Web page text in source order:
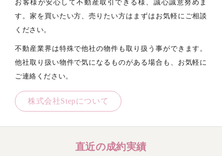
2026.7.10 お知らせ
【成約御礼】 飯塚市下三緒 オーナーチェンジ
た。
2026.7.5 物件一覧
2026.7.2
【成約御礼】田川郡香春町大字中津原 中古戸
た。
お知らせ
お客様が安心して不動産取引できる様、誠心誠意努めま
す。 家を買いたい方、売りたい方はまずはお気軽にご相談
ください。
不動産業界は特殊で他社の物件も取り扱う事ができます。
他社取り扱い物件で気になるものがある場合も、お気軽に
ご連絡ください。
株式会社Stepについて
直近の成約実績